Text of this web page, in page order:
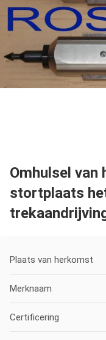
Omhulsel van
stortplaats
Plaats van herkomst
Merknaam
Certificering